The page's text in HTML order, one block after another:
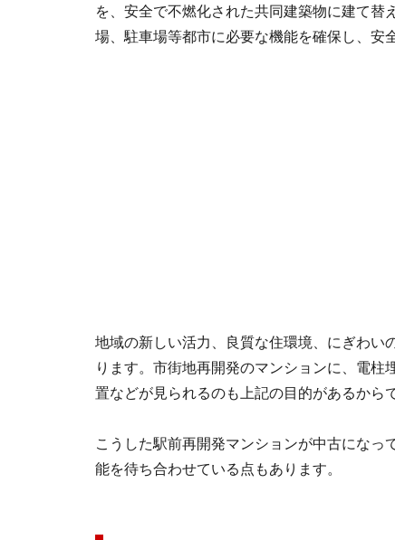
を、安全で不燃化された共同建築物に建て
場、駐車場等都市に必要な機能を確保し、安
地域の新しい活力、良質な住環境、にぎわい
ります。市街地再開発のマンションに、電
置などが見られるのも上記の目的があるから
こうした駅前再開発マンションが中古にな
能を待ち合わせている点もあります。